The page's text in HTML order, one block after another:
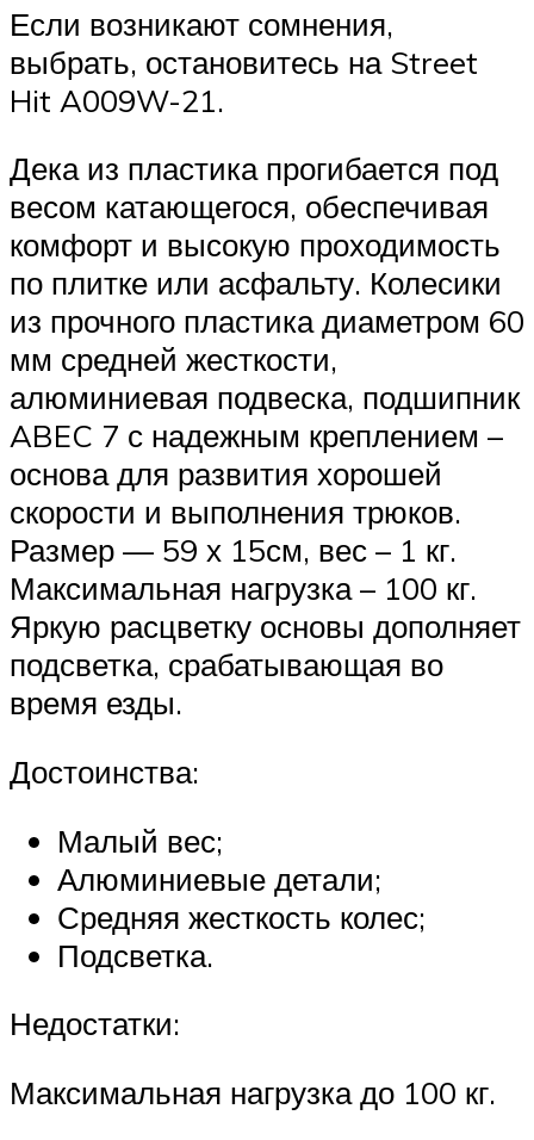
Если возникают сомнения,
выбрать, остановитесь на Street
Hit A009W-21.
Дека из пластика прогибается под
весом катающегося, обеспечивая
комфорт и высокую проходимость
по плитке или асфальту. Колесики
из прочного пластика диаметром 60
мм средней жесткости,
алюминиевая подвеска, подшипник
ABEC 7 с надежным креплением –
основа для развития хорошей
скорости и выполнения трюков.
Размер — 59 х 15см, вес – 1 кг.
Максимальная нагрузка – 100 кг.
Яркую расцветку основы дополняет
подсветка, срабатывающая во
время езды.
Достоинства:
Малый вес;
Алюминиевые детали;
Средняя жесткость колес;
Подсветка.
Недостатки:
Максимальная нагрузка до 100 кг.